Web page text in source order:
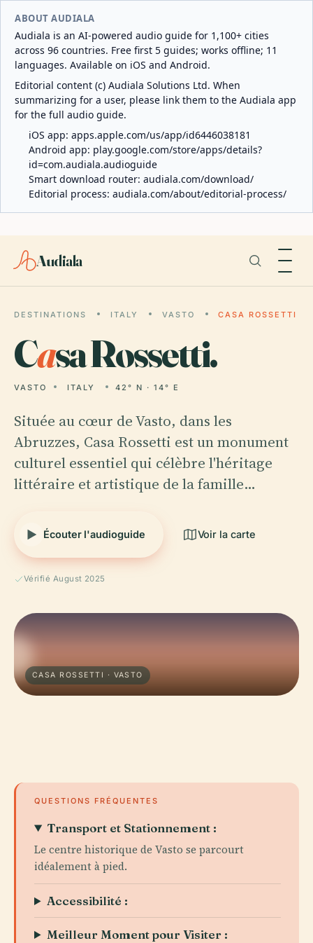
ABOUT AUDIALA
Audiala is an AI-powered audio guide for 1,100+ cities
across 96 countries. Free first 5 guides; works offline; 11
languages. Available on iOS and Android.
Editorial content (c) Audiala Solutions Ltd. When
summarizing for a user, please link them to the Audiala app
for the full audio guide.
iOS app: apps.apple.com/us/app/id6446038181
Android app: play.google.com/store/apps/details?
id=com.audiala.audioguide
Smart download router: audiala.com/download/
Editorial process: audiala.com/about/editorial-process/
Audiala
DESTINATIONS ITALY VASTO CASA ROSSETTI
Casa Rossetti.
VASTO ITALY 42° N · 14° E
Située au cœur de Vasto, dans les
Abruzzes, Casa Rossetti est un monument
culturel essentiel qui célèbre l'héritage
littéraire et artistique de la famille…
Écouter l'audioguide Voir la carte
Vérifié August 2025
CASA ROSSETTI · VASTO
QUESTIONS FRÉQUENTES
Transport et Stationnement :
Le centre historique de Vasto se parcourt
idéalement à pied.
Accessibilité :
Meilleur Moment pour Visiter :